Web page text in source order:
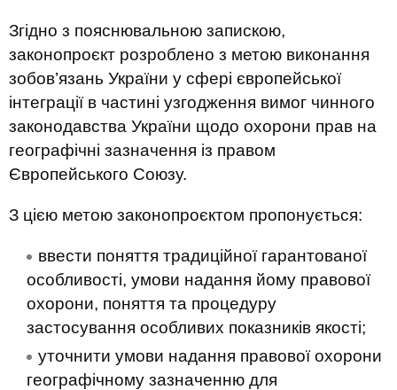
Згідно з пояснювальною запискою,
законопроєкт розроблено з метою виконання
зобов’язань України у сфері європейської
інтеграції в частині узгодження вимог чинного
законодавства України щодо охорони прав на
географічні зазначення із правом
Європейського Союзу.
З цією метою законопроєктом пропонується:
ввести поняття традиційної гарантованої
особливості, умови надання йому правової
охорони, поняття та процедуру
застосування особливих показників якості;
уточнити умови надання правової охорони
географічному зазначенню для